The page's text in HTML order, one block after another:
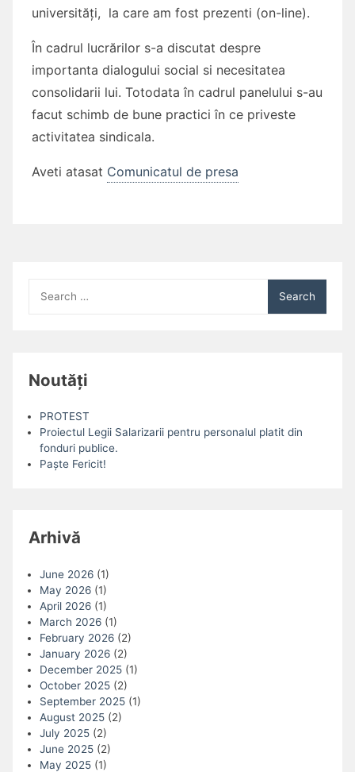
universități, la care am fost prezenti (on-line).
În cadrul lucrărilor s-a discutat despre
importanta dialogului social si necesitatea
consolidarii lui. Totodata în cadrul panelului s-au
facut schimb de bune practici în ce priveste
activitatea sindicala.
Aveti atasat Comunicatul de presa
for:
Noutăți
PROTEST
Proiectul Legii Salarizarii pentru personalul platit din
fonduri publice.
Paște Fericit!
Arhivă
June 2026(1)
May 2026(1)
April 2026(1)
March 2026(1)
February 2026(2)
January 2026(2)
December 2025(1)
October 2025(2)
September 2025(1)
August 2025(2)
July 2025(2)
June 2025(2)
May 2025(1)